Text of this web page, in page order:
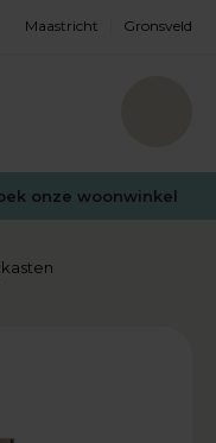
Maastricht Gronsveld
onze woonwinkel